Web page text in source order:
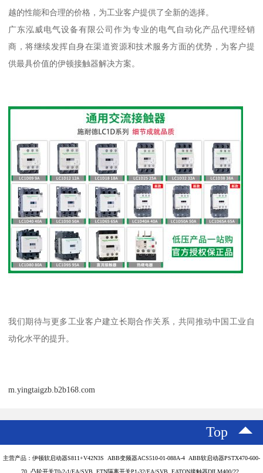
越的性能和合理的价格，为工业客户提供了全新的选择。
广东泓威电气设备有限公司作为专业的电气自动化产品代理经销
商，将继续发挥自身在渠道资源和技术服务方面的优势，为客户提
供最具价值的伊顿接触器解决方案。
我们期待与更多工业客户建立长期合作关系，共同推动中国工业自
动化水平的提升。
m.yingtaigzb.b2b168.com
Top
主营产品：伊顿软启动器S811+V42N3S ABB变频器ACS510-01-088A-4 ABB软启动器PSTX470-600-
70 凸轮开关T0-2-1/EA/SVB ETN隔离开关P1-32/EA/SVB EATON接触器DILM400/22